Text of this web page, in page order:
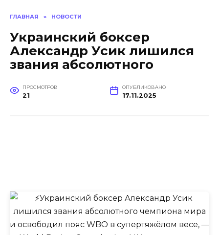
ГЛАВНАЯ » НОВОСТИ
Украинский боксер
Александр Усик лишился
звания абсолютного
ПРОСМОТРОВ
21
ОПУБЛИКОВАНО
17.11.2025